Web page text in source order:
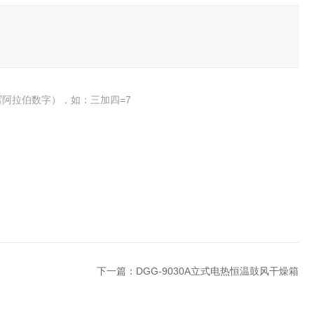
拉伯数字），如：三加四=7
下一篇： DGG-9030A立式电热恒温鼓风干燥箱